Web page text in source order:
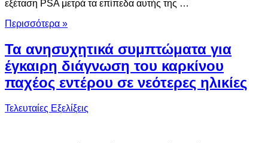
εξέταση PSA μετρά τα επίπεδα αυτής της …
Περισσότερα »
Τα ανησυχητικά συμπτώματα για
έγκαιρη διάγνωση του καρκίνου
παχέος εντέρου σε νεότερες ηλικίες
Τελευταίες Εξελίξεις